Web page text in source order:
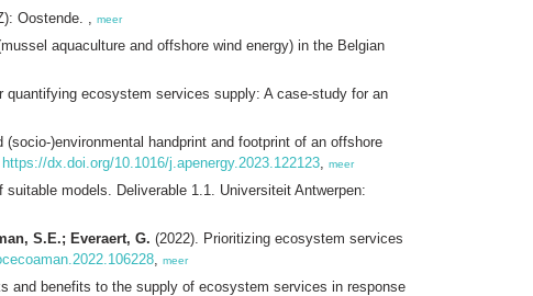
Oostende. , meer
aquaculture and offshore wind energy) in the Belgian
quantifying ecosystem services supply: A case-study for an
(socio-)environmental handprint and footprint of an offshore
https://dx.doi.org/10.1016/j.apenergy.2023.122123 meer
models. Deliverable 1.1. Universiteit Antwerpen:
S.E.; Everaert, G. (2022). Prioritizing ecosystem services
meer
and benefits to the supply of ecosystem services in response